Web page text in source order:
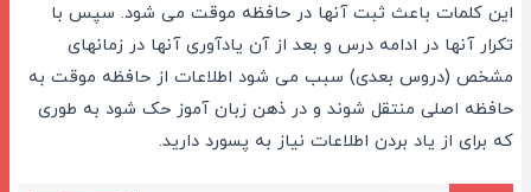
این کلمات باعث ثبت آنها در حافظه موقت می شود. سپس با
تکرار آنها در ادامه درس و بعد از آن یادآوری آنها در زمانهای
مشخص (دروس بعدی) سبب می شود اطلاعات از حافظه موقت به
حافظه اصلی منتقل شوند و در ذهن زبان آموز حک شود به طوری
که برای از یاد بردن اطلاعات نیاز به پسورد دارید.